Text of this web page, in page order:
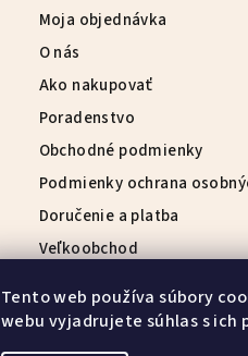
Tento web používa súbory
webu vyjadrujete súhlas s ich
Moja objednávka
O nás
Ako nakupovať
Poradenstvo
Obchodné podmienky
Podmienky ochrana
Doručenie a platba
Veľkoobchod
Kontakty